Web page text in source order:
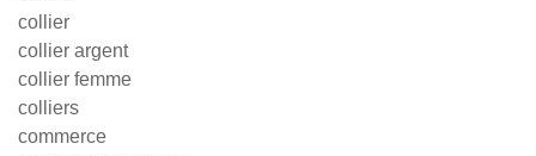
collier
collier argent
collier femme
colliers
commerce